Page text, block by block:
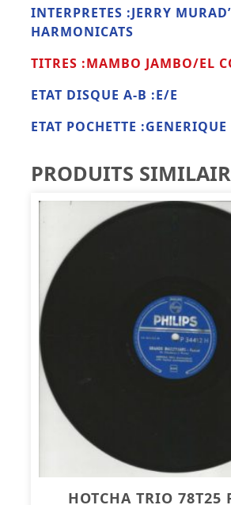
INTERPRETES :JERRY
HARMONICATS
TITRES :MAMBO JAMBO/EL
ETAT DISQUE A-B :E/E
ETAT POCHETTE :GENERIQUE
PRODUITS
HOTCHA TRIO 78T25